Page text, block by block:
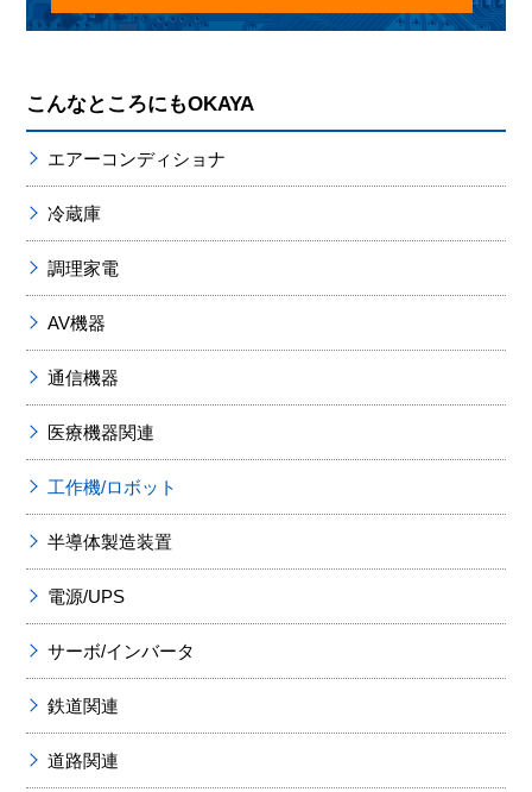
こんなところにもOKAYA
エアーコンディショナ
冷蔵庫
調理家電
AV機器
通信機器
医療機器関連
工作機/ロボット
半導体製造装置
電源/UPS
サーボ/インバータ
鉄道関連
道路関連